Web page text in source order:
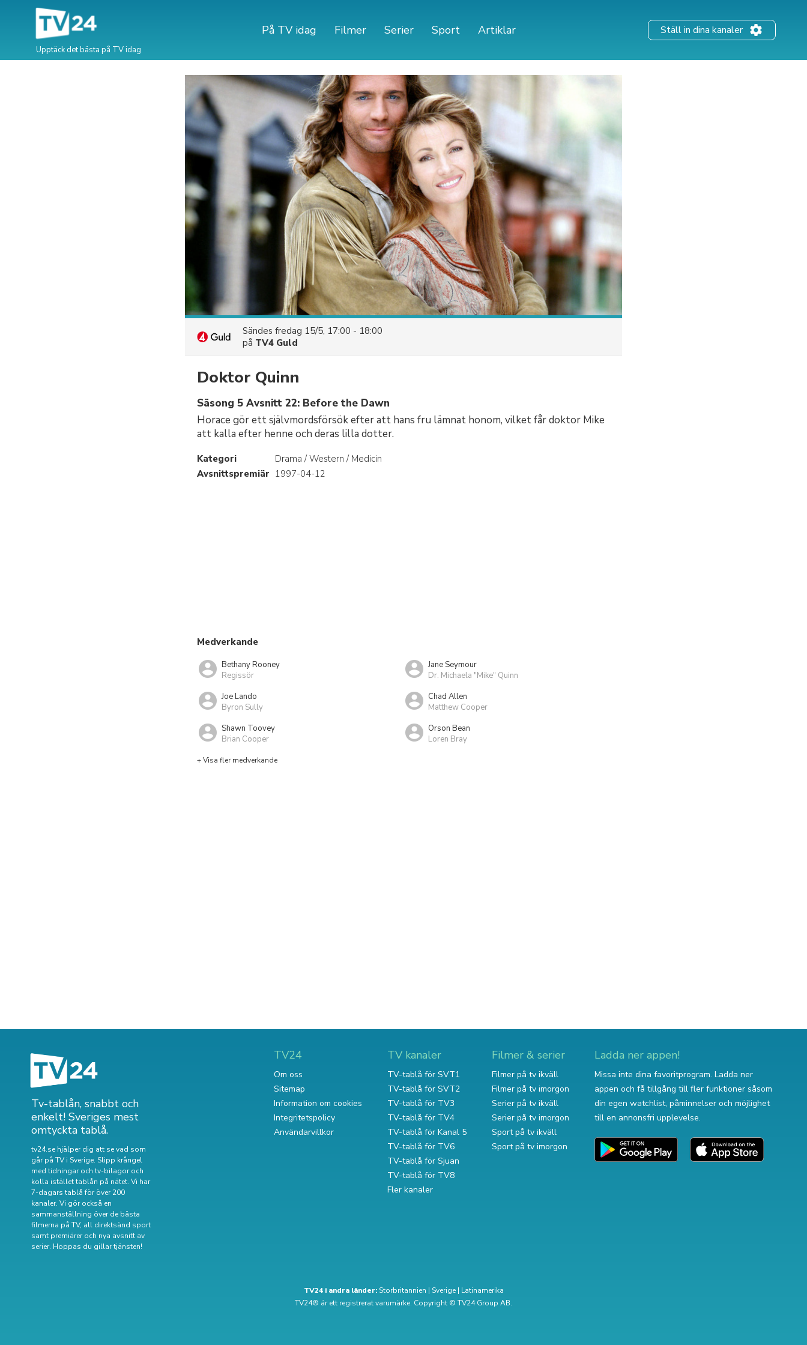
Upptäck det bästa på TV idag
På TV idag Filmer Serier Sport Artiklar Ställ in dina kanaler
Sändes fredag 15/5, 17:00 - 18:00
på TV4 Guld
Doktor Quinn
Säsong 5 Avsnitt 22: Before the Dawn
Horace gör ett självmordsförsök efter att hans fru lämnat honom, vilket får doktor Mike
att kalla efter henne och deras lilla dotter.
Kategori
Drama / Western / Medicin
Avsnittspremiär 1997-04-12
Medverkande
Bethany Rooney
Regissör
Jane Seymour
Dr. Michaela "Mike" Quinn
Joe Lando
Byron Sully
Chad Allen
Matthew Cooper
Shawn Toovey
Brian Cooper
Orson Bean
Loren Bray
+ Visa fler medverkande
Tv-tablån, snabbt och
enkelt! Sveriges mest
omtyckta tablå.
tv24.se hjälper dig att se vad som
går på TV i Sverige. Slipp krångel
med tidningar och tv-bilagor och
kolla istället tablån på nätet. Vi har
7-dagars tablå för över 200
kanaler. Vi gör också en
sammanställning överde bästa
filmerna på TV, all direktsänd sport
samt premiärer och nya avsnitt av
serier. Hoppas du gillar tjänsten!
TV24
Om oss
Sitemap
Information om cookies
Integritetspolicy
Användarvillkor
TV kanaler
TV-tablå för SVT1
TV-tablå för SVT2
TV-tablå för TV3
TV-tablå för TV4
TV-tablå för Kanal 5
TV-tablå för TV6
TV-tablå för Sjuan
TV-tablå för TV8
Fler kanaler
Filmer & serier
Filmer på tv ikväll
Filmer på tv imorgon
Serier på tv ikväll
Serier på tv imorgon
Sport på tv ikväll
Sport på tv imorgon
Ladda ner appen!
Missa inte dina favoritprogram. Ladda ner
appen och få tillgång till fler funktioner såsom
din egen watchlist, påminnelser och möjlighet
till en annonsfri upplevelse.
TV24 i andra länder: Storbritannien | Sverige| Latinamerika
TV24® är ett registrerat varumärke. Copyright © TV24 Group AB.